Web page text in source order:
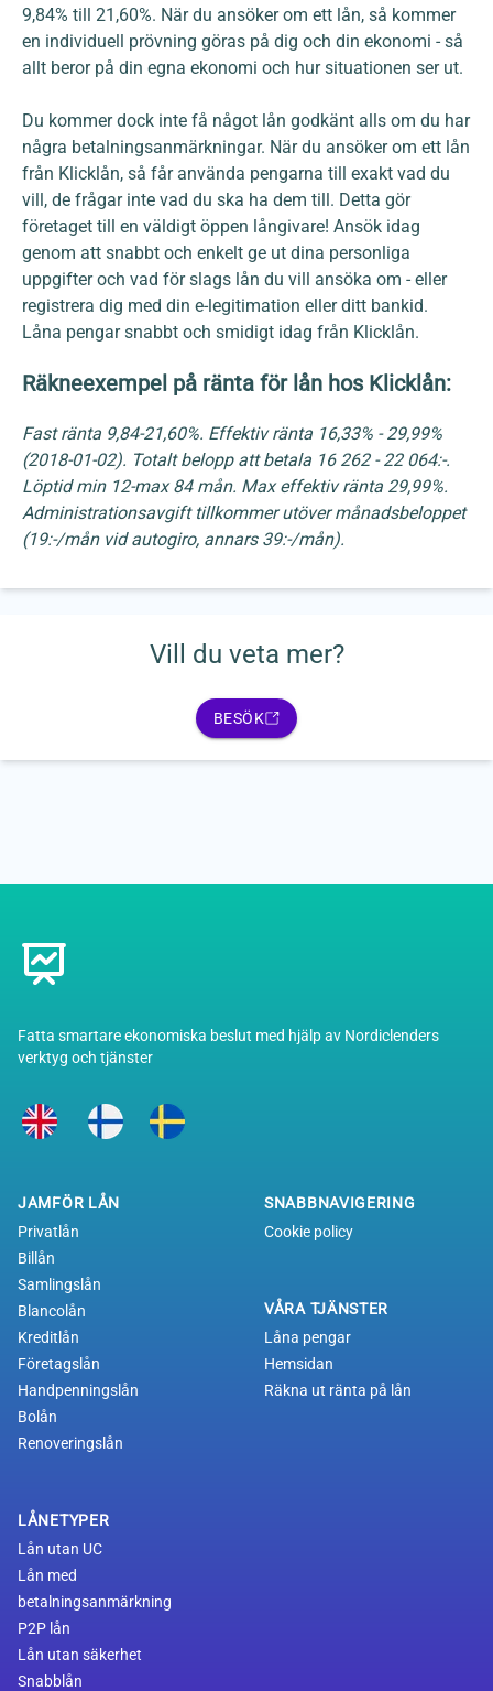
9,84% till 21,60%. När du ansöker om ett lån, så kommer
en individuell prövning göras på dig och din ekonomi - så
allt beror på din egna ekonomi och hur situationen ser ut.
Du kommer dock inte få något lån godkänt alls om du har
några betalningsanmärkningar. När du ansöker om ett lån
från Klicklån, så får använda pengarna till exakt vad du
vill, de frågar inte vad du ska ha dem till. Detta gör
företaget till en väldigt öppen långivare! Ansök idag
genom att snabbt och enkelt ge ut dina personliga
uppgifter och vad för slags lån du vill ansöka om - eller
registrera dig med din e-legitimation eller ditt bankid.
Låna pengar snabbt och smidigt idag från Klicklån.
Räkneexempel på ränta för lån hos Klicklån:
Fast ränta 9,84-21,60%. Effektiv ränta 16,33% - 29,99%
(2018-01-02). Totalt belopp att betala 16 262 - 22 064:-.
Löptid min 12-max 84 mån. Max effektiv ränta 29,99%.
Administrationsavgift tillkommer utöver månadsbeloppet
(19:-/mån vid autogiro, annars 39:-/mån).
Vill du veta mer?
BESÖK
Fatta smartare ekonomiska beslut med hjälp av Nordiclenders
verktyg och tjänster
JAMFÖR LÅN
Privatlån
Billån
Samlingslån
Blancolån
Kreditlån
Företagslån
Handpenningslån
Bolån
Renoveringslån
LÅNETYPER
Lån utan UC
Lån med
betalningsanmärkning
P2P lån
Lån utan säkerhet
Snabblån
SNABBNAVIGERING
Cookie policy
VÅRA TJÄNSTER
Låna pengar
Hemsidan
Räkna ut ränta på lån